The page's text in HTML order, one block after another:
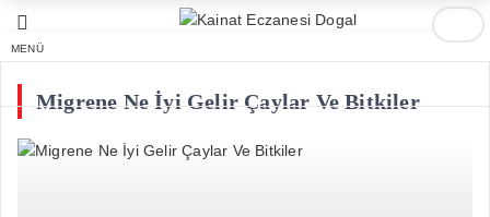
MENÜ
Migrene Ne İyi Gelir Çaylar Ve Bitkiler